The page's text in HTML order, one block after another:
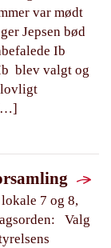
var mødt
Jepsen bød
Ib
blev valgt og
lovligt
7 og 8,
Valg